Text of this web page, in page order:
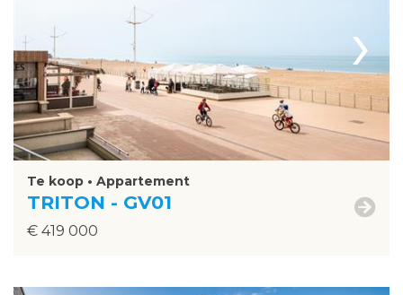
›
Te koop • Appartement
TRITON - GV01
€ 419 000